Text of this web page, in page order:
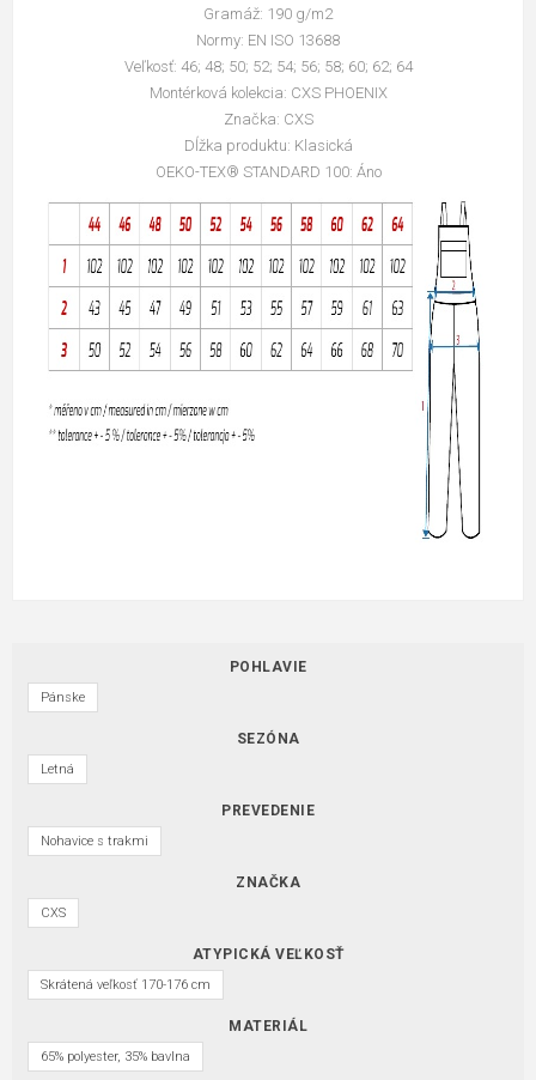
Gramáž: 190 g/m2
Normy: EN ISO 13688
Veľkosť: 46; 48; 50; 52; 54; 56; 58; 60; 62; 64
Montérková kolekcia: CXS PHOENIX
Značka: CXS
Dĺžka produktu: Klasická
OEKO-TEX® STANDARD 100: Áno
POHLAVIE
Pánske
SEZÓNA
Letná
PREVEDENIE
Nohavice s trakmi
ZNAČKA
CXS
ATYPICKÁ VEĽKOSŤ
Skrátená veľkosť 170-176 cm
MATERIÁL
65% polyester, 35% bavlna